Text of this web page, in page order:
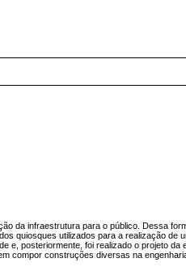
da infraestrutura para o público. Dessa
quiosques utilizados para a realização de
e, posteriormente, foi realizado o projeto da
compor construções diversas na